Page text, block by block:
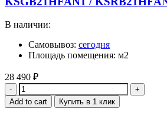
В наличии:
Самовывоз: сегодня
Площадь помещения: м2
28 490 ₽
Quantity
Add to cart Купить в 1 клик